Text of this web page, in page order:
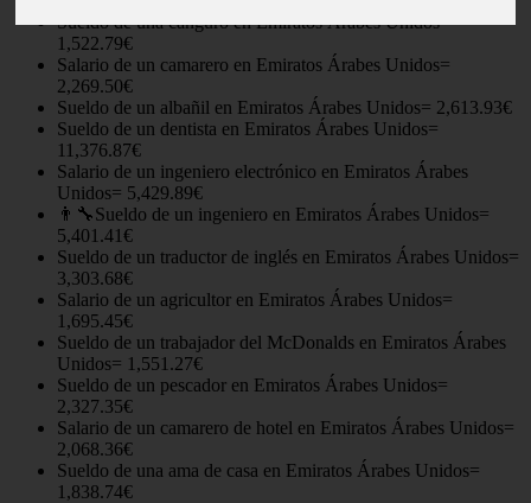
Sueldo de una canguro en Emiratos Árabes Unidos=
1,522.79€
Salario de un camarero en Emiratos Árabes Unidos=
2,269.50€
Sueldo de un albañil en Emiratos Árabes Unidos= 2,613.93€
Sueldo de un dentista en Emiratos Árabes Unidos=
11,376.87€
Salario de un ingeniero electrónico en Emiratos Árabes
Unidos= 5,429.89€
👨‍🔧Sueldo de un ingeniero en Emiratos Árabes Unidos=
5,401.41€
Sueldo de un traductor de inglés en Emiratos Árabes Unidos=
3,303.68€
Salario de un agricultor en Emiratos Árabes Unidos=
1,695.45€
Sueldo de un trabajador del McDonalds en Emiratos Árabes
Unidos= 1,551.27€
Sueldo de un pescador en Emiratos Árabes Unidos=
2,327.35€
Salario de un camarero de hotel en Emiratos Árabes Unidos=
2,068.36€
Sueldo de una ama de casa en Emiratos Árabes Unidos=
1,838.74€